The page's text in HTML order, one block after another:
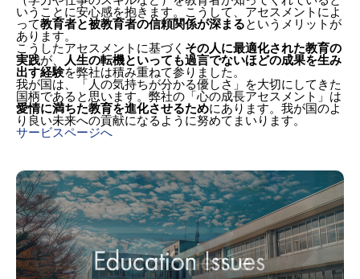
いうことに安心感を抱きます。こうして、アセスメントによ
って教育者と被教育者の信頼関係が深まるというメリットが
あります。
こうしたアセスメントに基づく その人に最適化された教育の
実践が、
人生の転機といっても過言でないほどの成果を生み
出す経験を弊社は積み重ねて参りました。
我が国は、「人の気持ちが分かる優しさ」を大切にしてきた
国柄であると思います。弊社の「心の成長アセスメント」は
愛情に満ちた教育を進化させるためにあります。我が国のよ
り良い未来への貢献になるように努めてまいります。
サービスページへ